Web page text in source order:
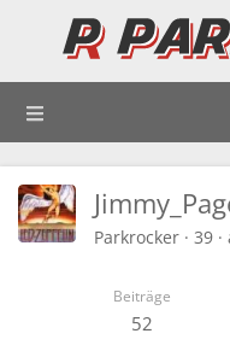
Parkrocker · 39 ·
Beiträge
52